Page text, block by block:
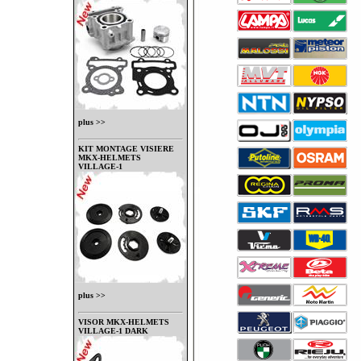
plus >>
KIT MONTAGE VISIERE
MKX-HELMETS
VILLAGE-1
plus >>
VISOR MKX-HELMETS
VILLAGE-1 DARK